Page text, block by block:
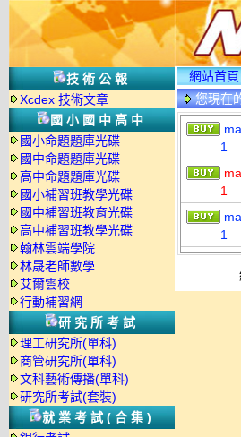
技術公報
Xcdex 技術文章
國小國中高中
國小命題題庫光碟
國中命題題庫光碟
高中命題題庫光碟
國小補習班教學光碟
國中補習班教育光碟
高中補習班教學光碟
翰林雲端學院
林晟老師數學
艾爾雲校
行動補習網
研究所考試
理工研究所(單科)
商管研究所(單科)
文科藝術傳播(單科)
研究所考試(套裝)
就業考試(合集)
網站首頁
您現在
1
1
1